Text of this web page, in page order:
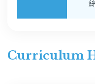
Curriculum